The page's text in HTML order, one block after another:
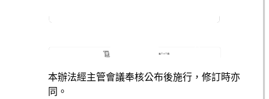
本辦法經主管會議奉核公布後施行 ，修訂時亦
同。